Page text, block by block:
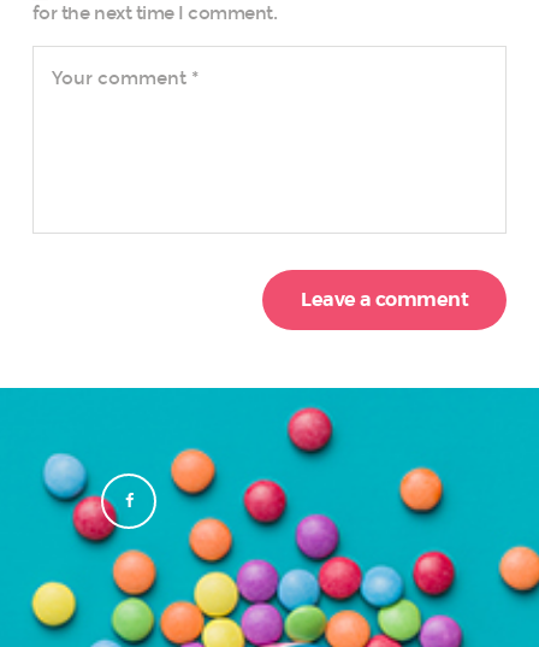
for the next time I comment.